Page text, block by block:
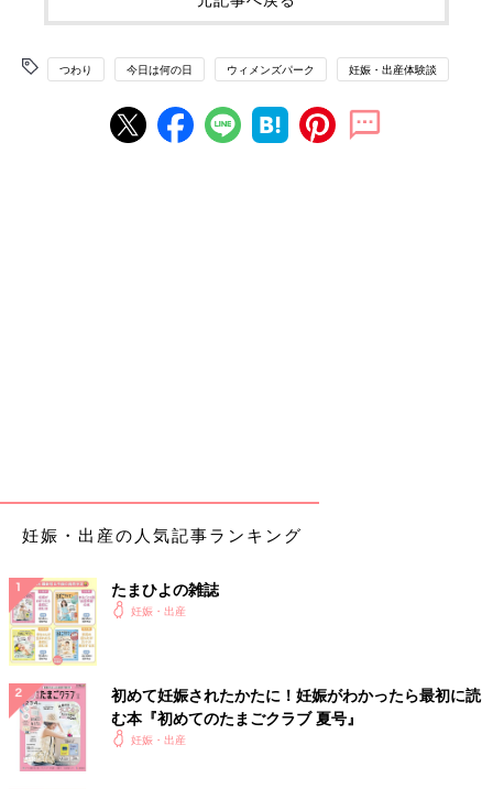
つわり 今日は何の日 ウィメンズパーク 妊娠・出産体験談
妊娠・出産の人気記事ランキング
たまひよの雑誌
妊娠・出産
初めて妊娠されたかたに！妊娠がわかったら最初に読
む本『初めてのたまごクラブ 夏号』
妊娠・出産